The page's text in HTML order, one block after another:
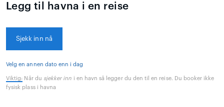
Legg til havna i en reise
Sjekk inn nå
Velg en annen dato enn i dag
Viktig: Når du sjekker inn i en havn så legger du den til en reise. Du booker ikke
fysisk plass i havna